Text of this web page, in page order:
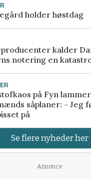
holder høstdag
kalder
notering en
på Fyn lammer
såplaner: - Jeg
på
Se flere nyheder her
Annonce